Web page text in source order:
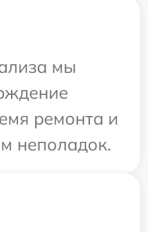
мы
ремонта и
неполадок.